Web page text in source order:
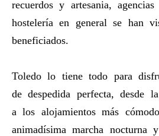
recuerdos y artesania,
hostelería en general se han
beneficiados.
Toledo lo tiene todo para
de despedida perfecta, desde
a los alojamientos más
animadísima marcha nocturna